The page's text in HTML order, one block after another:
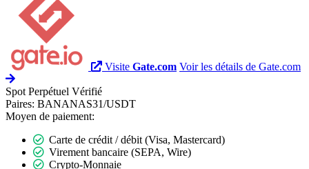
Visite Gate.com Voir les détails de Gate.com
Spot Perpétuel Vérifié
Paires: BANANAS31/USDT
Moyen de paiement:
Carte de crédit / débit (Visa, Mastercard)
Virement bancaire (SEPA, Wire)
Crypto-Monnaie